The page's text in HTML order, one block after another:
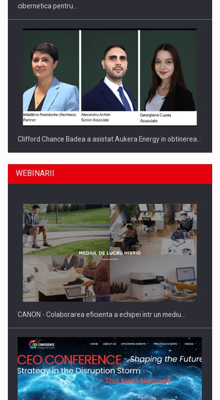
cibernetica pentru…
Clifford Chance Badea a asistat Aukera Energy in obtinerea…
SAPTE PERSONALITATI DIN MEDIUL DE AFACERI, ACADEMIC
SI INSTITUTIONAL…
WEBINARII
CANON - Colaborarea eficienta a echipei intr un mediu…